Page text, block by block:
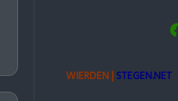
WIERDEN |STEGEN.NET